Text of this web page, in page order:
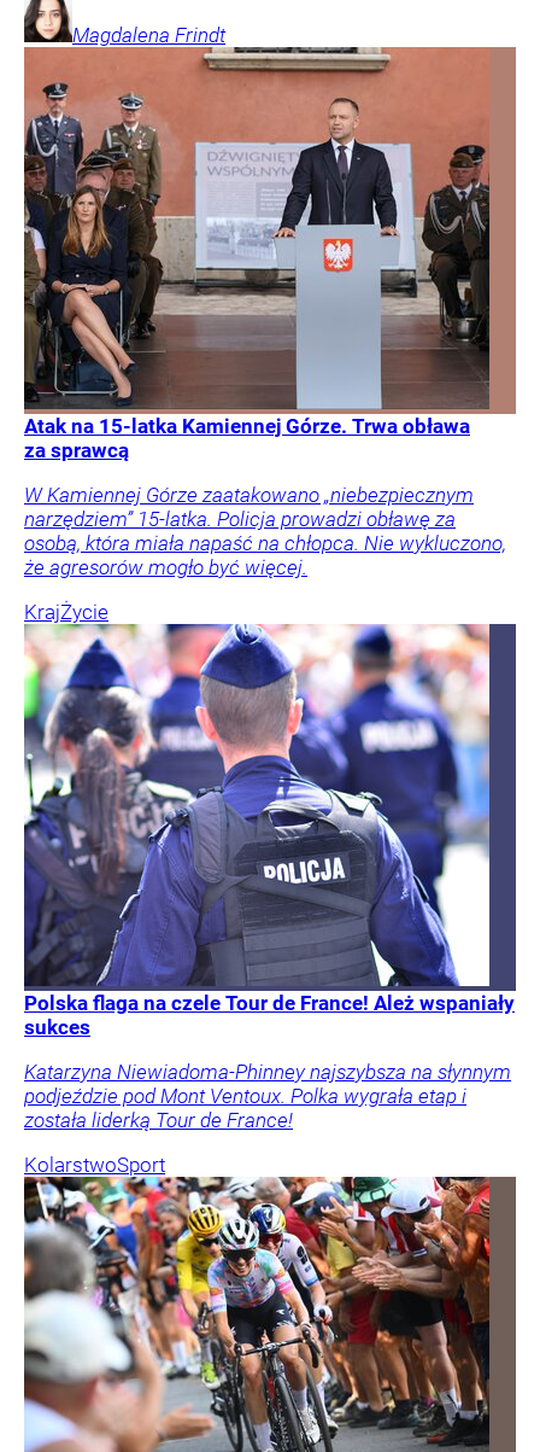
Magdalena Frindt
Atak na 15-latka Kamiennej Górze. Trwa obława
za sprawcą
W Kamiennej Górze zaatakowano „niebezpiecznym
narzędziem” 15-latka. Policja prowadzi obławę za
osobą, która miała napaść na chłopca. Nie wykluczono,
że agresorów mogło być więcej.
KrajŻycie
Polska flaga na czele Tour de France! Ależ wspaniały
sukces
Katarzyna Niewiadoma-Phinney najszybsza na słynnym
podjeździe pod Mont Ventoux. Polka wygrała etap i
została liderką Tour de France!
KolarstwoSport